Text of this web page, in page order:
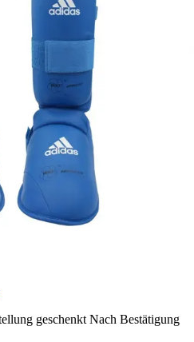
geschenkt Nach Bestätigung